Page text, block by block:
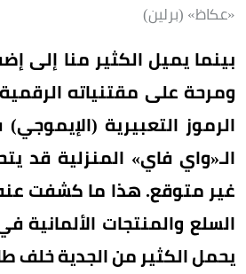
«عكاظ» (برلين)
بينما يميل الكثير منا إلى
ومرحة على مقتنياته
الرموز التعبيرية
الـ«واي فاي» المنزلية قد
غير متوقع. هذا ما كشفت عنه
السلع والمنتجات الألمانية
يحمل الكثير من الجدية خلف